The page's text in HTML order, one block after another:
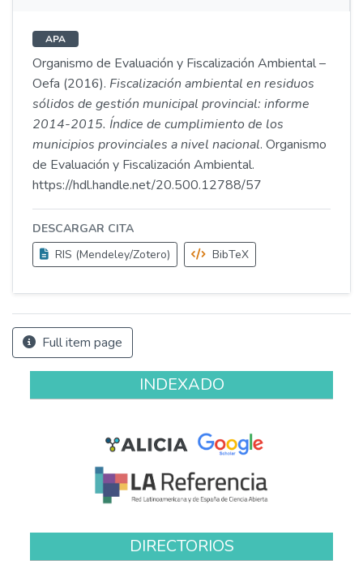
APA
Organismo de Evaluación y Fiscalización Ambiental –
Oefa (2016). Fiscalización ambiental en residuos
sólidos de gestión municipal provincial: informe
2014-2015. Índice de cumplimiento de los
municipios provinciales a nivel nacional. Organismo
de Evaluación y Fiscalización Ambiental.
https://hdl.handle.net/20.500.12788/57
DESCARGAR CITA
RIS (Mendeley/Zotero)
BibTeX
Full item page
INDEXADO
DIRECTORIOS